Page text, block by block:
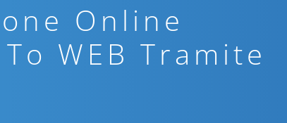
Online
WEB Tramite